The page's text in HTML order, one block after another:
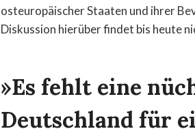
osteuropäischer Staaten und ihrer
Diskussion hierüber findet bis heute
»Es fehlt eine
Deutschland für